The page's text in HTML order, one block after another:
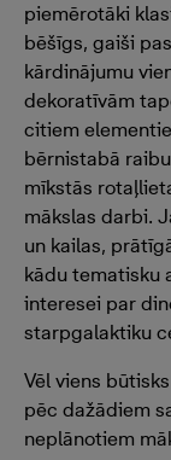
piemērotāki
bēšīgs, gaiši
kārdinājumu
dekoratīvām
citiem
bērnistabā
mīkstās
mākslas darbi.
un kailas,
kādu tematisku
interesei par
starpgalaktiku
Vēl viens
pēc dažādiem
neplānotiem